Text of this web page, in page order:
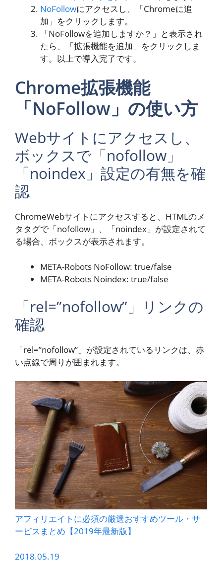
NoFollowにアクセスし、「Chromeに追
加」をクリックします。
「NoFollowを追加しますか？」と表示され
たら、「拡張機能を追加」をクリックしま
す。以上で導入完了です。
Chrome拡張機能
「NoFollow」の使い方
Webサイトにアクセスし、
ボックスで「nofollow」
「noindex」設定の有無を確
認
ChromeWebサイトにアクセスすると、HTMLのメ
タタグで「nofollow」、「noindex」が設定されて
る場合、ボックスが表示されます。
META-Robots NoFollow: true/false
META-Robots Noindex: true/false
「rel=”nofollow”」リンクの
確認
「rel=”nofollow”」が設定されているリンクは、赤
い点線で周りが囲まれます。
アフィリエイトに必須の厳選おすすめツール・サ
ービスまとめ【2019年最新版】
2018.05.19